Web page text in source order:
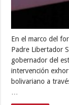
En el marco del
Padre Libertador
gobernador del
intervención
bolivariano a